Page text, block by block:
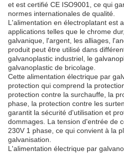
et est certifié CE ISO9001, ce qui
normes internationales de qualité.
L'alimentation en électroplatant est
applications telles que le chrome
galvanique, l'argent, les alliages,
produit peut être utilisé dans
galvanoplastic industriel, le
galvanoplastic de bricolage.
Cette alimentation électrique par
protection qui comprend la
protection contre la surchauffe, la
phase, la protection contre les
garantit la sécurité d'utilisation et
dommages. La tension d'entrée de
230V 1 phase, ce qui convient à la
galvanisation.
L'alimentation électrique par